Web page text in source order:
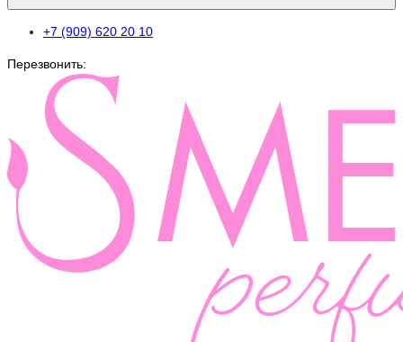
+7 (909) 620 20 10
Перезвонить: